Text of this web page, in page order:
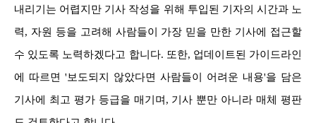
내리기는 어렵지만 기사 작성을 위해 투입된 기자의 시간과 노
력, 자원 등을 고려해 사람들이 가장 믿을 만한 기사에 접근할
수 있도록 노력하겠다고 합니다. 또한, 업데이트된 가이드라인
에 따르면 '보도되지 않았다면 사람들이 어려운 내용'을 담은
기사에 최고 평가 등급을 매기며, 기사 뿐만 아니라 매체 평판